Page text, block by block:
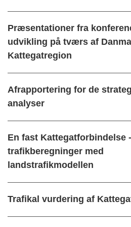
Præsentationer fra
udvikling på tværs af
Kattegatregion
Afrapportering for de
analyser
En fast Kattegatforbindelse
trafikberegninger med
landstrafikmodellen
Trafikal vurdering af